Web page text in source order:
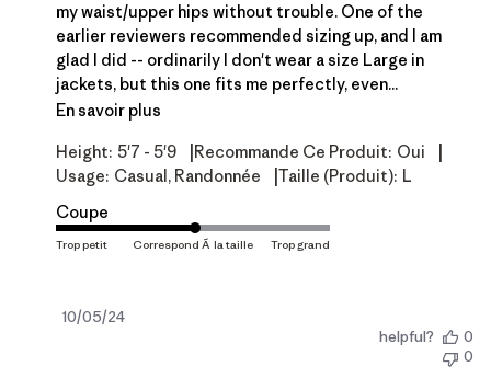
my waist/upper hips without trouble. One of the
earlier reviewers recommended sizing up, and I am
glad I did -- ordinarily I don't wear a size Large in
jackets, but this one fits me perfectly, even...
En savoir plus
Height: 5'7 - 5'9 Recommande Ce Produit: Oui
Usage: Casual, Randonnée Taille (produit): L
Coupe
Date
10/05/24
helpful?
0
0